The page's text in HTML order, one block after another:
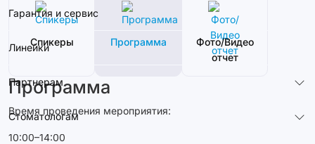
Гарантия и сервис
Линейки
Партнерам
Стоматологам
Спикеры Программа
Фото/Видео
отчет
Программа
Время проведения мероприятия:
10:00–14:00